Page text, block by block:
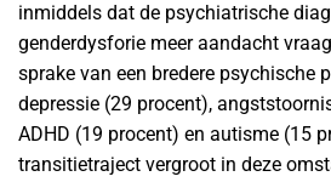
inmiddels dat de psychiatrische
genderdysforie meer aandacht
sprake van een bredere psychische
depressie (29 procent),
ADHD (19 procent) en autisme (15
transitietraject vergroot in deze